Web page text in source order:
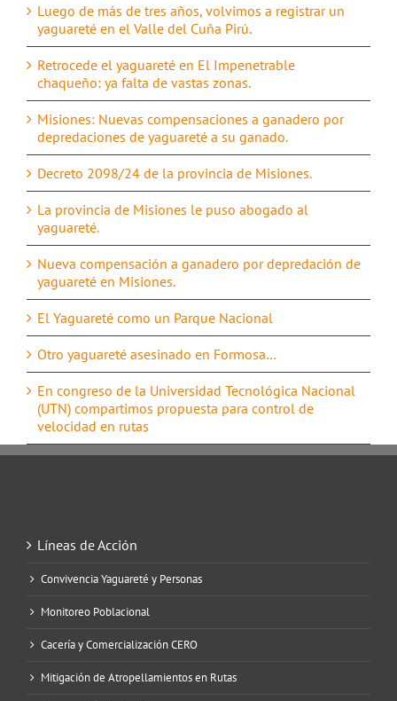
Luego de más de tres años, volvimos a registrar un
yaguareté en el Valle del Cuña Pirú.
Retrocede el yaguareté en El Impenetrable
chaqueño: ya falta de vastas zonas.
Misiones: Nuevas compensaciones a ganadero por
depredaciones de yaguareté a su ganado.
Decreto 2098/24 de la provincia de Misiones.
La provincia de Misiones le puso abogado al
yaguareté.
Nueva compensación a ganadero por depredación de
yaguareté en Misiones.
El Yaguareté como un Parque Nacional
Otro yaguareté asesinado en Formosa…
En congreso de la Universidad Tecnológica Nacional
(UTN) compartimos propuesta para control de
velocidad en rutas
Líneas de Acción
Convivencia Yaguareté y Personas
Monitoreo Poblacional
Cacería y Comercialización CERO
Mitigación de Atropellamientos en Rutas